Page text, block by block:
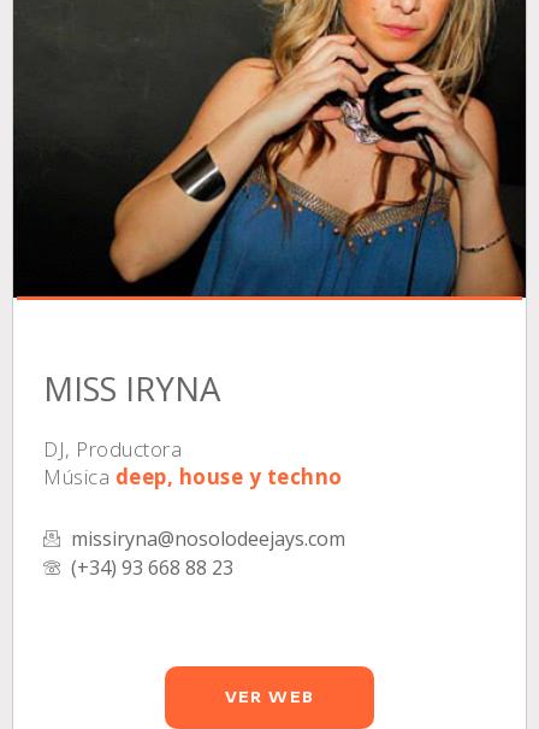
MISS IRYNA
DJ, Productora
Música deep, house y techno
missiryna@nosolodeejays.com
(+34) 93 668 88 23
VER WEB